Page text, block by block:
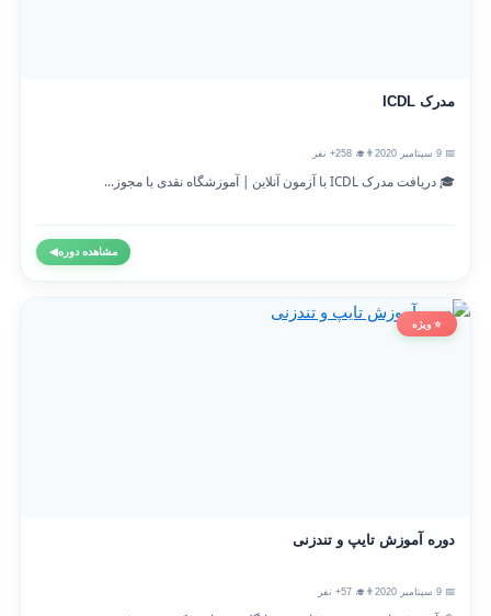
مدرک ICDL
👨‍🎓 258+ نفر
🎓 دریافت مدرک ICDL با آزمون آنلاین | آموزشگاه نقدی با مجوز...
مشاهده دوره◀
⭐ ویژه
دوره آموزش تایپ و تندزنی
👨‍🎓 57+ نفر